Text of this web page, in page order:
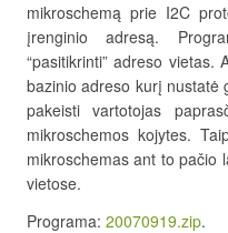
mikroschemą prie I2C
įrenginio adresą.
“pasitikrinti” adreso vietas.
bazinio adreso kurį nustatė
pakeisti vartotojas
mikroschemos kojytes.
mikroschemas ant to pačio
vietose.
Programa: 20070919.zip.